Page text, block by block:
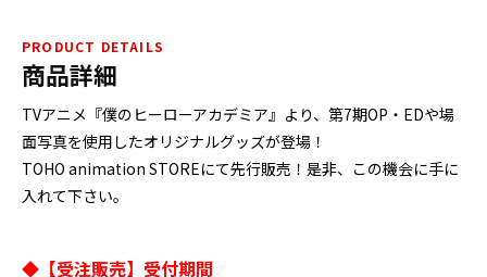
PRODUCT DETAILS
商品詳細
TVアニメ『僕のヒーローアカデミア』より、第7期OP・EDや場
面写真を使用したオリジナルグッズが登場！
TOHO animation STOREにて先行販売！是非、この機会に手に
入れて下さい。
◆【受注販売】受付期間